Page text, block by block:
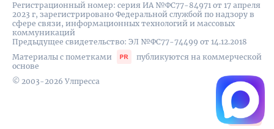
Регистрационный номер: серия ИА №ФС77-84971 от 17 апреля
2023 г, зарегистрировано Федеральной службой по надзору в
сфере связи, информационных технологий и массовых
коммуникаций
Предыдущее свидетельство: ЭЛ №ФС77-74499 от 14.12.2018
Материалы с пометками
публикуются на коммерческой
основе
© 2003-2026 Улпресса